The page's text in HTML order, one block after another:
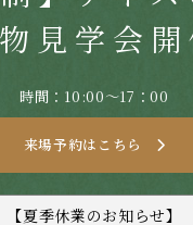
見学会開
時間：10:00～17：00
来場予約はこちら
【夏季休業のお知らせ】